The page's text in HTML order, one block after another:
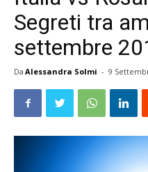
Segreti tra
settembre
Da Alessandra Solmi - 9